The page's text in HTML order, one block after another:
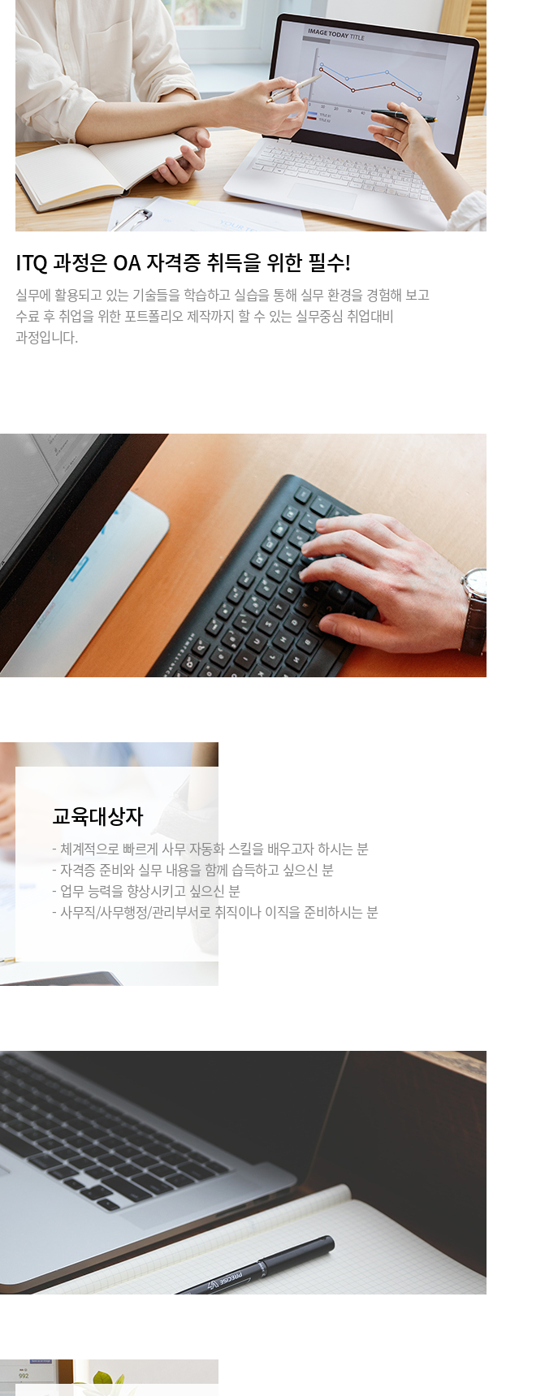
ITQ 과정은 OA 자격증 취득을 위한 필수!
실무에 활용되고 있는 기술들을 학습하고 실습을 통해 실무 환경을 경험해 보고
수료 후 취업을 위한 포트폴리오 제작까지 할 수 있는 실무중심 취업대비
과정입니다.
교육대상자
- 체계적으로 빠르게 사무 자동화 스킬을 배우고자 하시는 분
- 자격증 준비와 실무 내용을 함께 습득하고 싶으신 분
- 업무 능력을 향상시키고 싶으신 분
- 사무직/사무행정/관리부서로 취직이나 이직을 준비하시는 분
우선 저희 팀을 위해 애써주신 서일근 멘토님
께 진심으로 감사드립니다. 항상 본인 일처럼
성심껏 신경 써주시고, 더 나은 방향과 방법을
제시해 주셔서 많은 것을 배울 수 있었습니
유ㅇㅇ ★★★★★
선생님께서 업무와 관련된 실무 지식도 풍부
하게 알려주셔서 실제 현장에서 바로 활용할
수 있도록 많은 연습과 학습을 지도해 주셨습
니다. 기초 부분도 꼼꼼하게 가르쳐 주시고,
실무에서...
최ㅇㅇ ★★★★★
조창훈
3개월이란 시간이 무색하게 지나가 버렸네요
선생님과 만난지가 엊그제 같은데 벌써 수료
라니 시간이 순삭된 느낌입니다. 매일 새로운
세상을 맛보게 해주시고 너무 너무 소중한 시
간이었...
이설 ★
저는 1-2달전 이 학원에서 수강을 했던 수강생
으로, 당시 담당 선생님께서 “노트북은 아무
수 있었고 협업과 소통이 업무에 어떠한 영향
을 끼칠 수 있는지 직접 느끼며 체험해볼 수 있
는 ...
엄ㅇㅇ